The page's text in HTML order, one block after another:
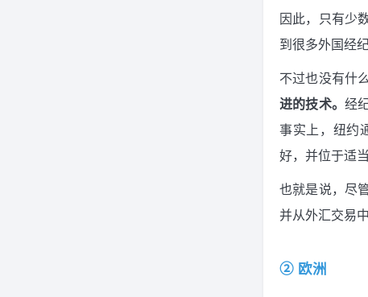
因此，只有少
到很多外国经
不过也没有什
进的技术。经
事实上，纽约
好，并位于适
也就是说，尽
并从外汇交易
② 欧洲